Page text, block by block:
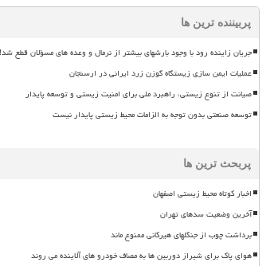
پربیننده ترین ها
جریان زاینده رود با وجود بارشهای بیشتر از نرمال و وعده های مسؤلان قطع
عملیات ایمن سازی زیستگاه گوزن زرد ایرانی در ارسنجان
صیانت از تنوع زیستی، راهبرد ملی برای امنیت زیستی و توسعه پایدار
توسعه صنعتی بدون توجه به الزامات محیط زیستی پایدار نیست
پربحث ترین ها
اخبار کوتاه محیط زیستی اصفهان
آخرین وضعیت سدهای تهران
برداشت چوب از جنگلهای هیرکانی ممنوع ماند
هوای پاک برای شیراز دوربین ها به مصاف خودرو های آلاینده می روند